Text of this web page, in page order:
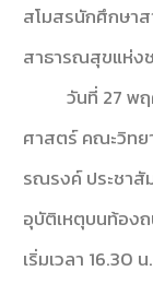
สโมสรนักศึกษา
สาธารณสุขแห่ง
วันที่ 27 พฤศ
ศาสตร์ คณะวิทย
รณรงค์ ประชา
อุบัติเหตุบนท้อง
เริ่มเวลา 16.30